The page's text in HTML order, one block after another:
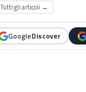
Tutti gli articoli →
GoogleDiscover